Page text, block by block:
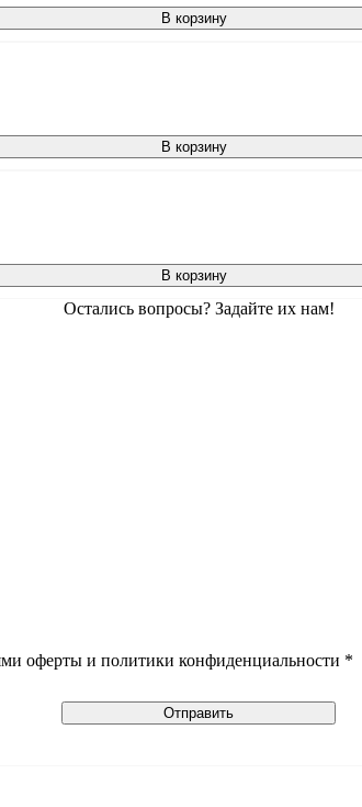
В корзину
В корзину
В корзину
Остались вопросы? Задайте их нам!
оферты и политики конфиденциальности *
Отправить